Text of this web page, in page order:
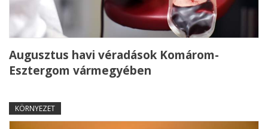
Augusztus havi véradások Komárom-
Esztergom vármegyében
KÖRNYEZET